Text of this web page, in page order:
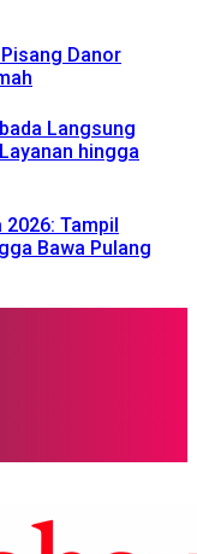
Danor
Langsung
hingga
Tampil
Bawa Pulang